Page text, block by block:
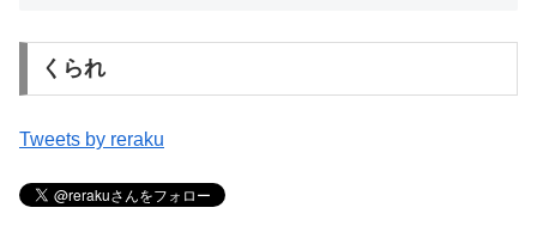
くられ
Tweets by reraku